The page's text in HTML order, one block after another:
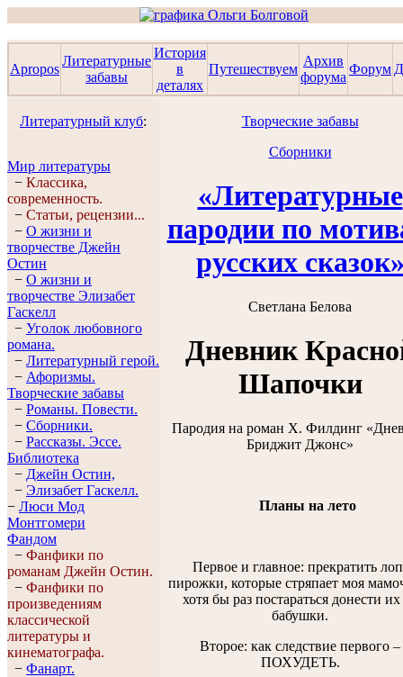
Apropos
Литературные
забавы
История
в
деталях
Путешествуем
Архив
форума
Форум
Литературный клуб:
Мир литературы
− Классика,
современность.
− Статьи, рецензии...
− О жизни и
творчестве Джейн
Остин
− О жизни и
творчестве Элизабет
Гaскелл
− Уголок любовного
романа.
− Литературный герой.
− Афоризмы.
Творческие забавы
− Романы. Повести.
− Сборники.
− Рассказы. Эссe.
Библиотека
− Джейн Остин,
− Элизабет Гaскелл.
− Люси Мод
Монтгомери
Фандом
− Фанфики по
романам Джейн Остин.
− Фанфики по
произведениям
классической
литературы и
кинематографа.
− Фанарт.
Творческие забавы
Сборники
«Литературные
пародии по
русских
Светлана Белова
Дневник
Шапочки
Пародия на роман Х. Филдинг
Бриджит Джонс»
Планы на лето
Первое и главное: прекратить
пирожки, которые стряпает моя
хотя бы раз постараться донести
бабушки.
Второе: как следствие первого –
ПОХУДЕТЬ.